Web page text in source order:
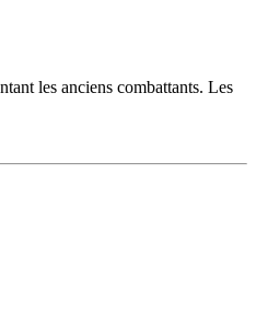
les anciens combattants. Les